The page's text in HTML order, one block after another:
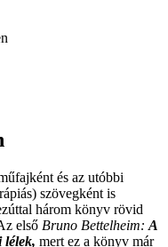
és az utóbbi
szövegként is
három könyv rövid
első Bruno Bettelheim: A
lélek, mert ez a könyv már